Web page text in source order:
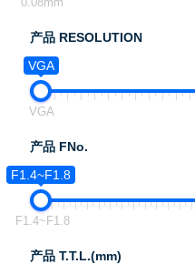
产品 RESOLUTION
VGA
VGA
产品 FNo.
F1.4~F1.8
F1.4~F1.8
产品 T.T.L.(mm)